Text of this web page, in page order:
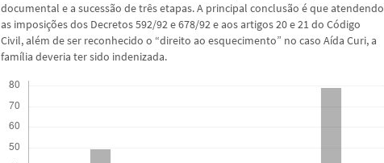
documental e a sucessão de três etapas. A principal conclusão é que atendendo
as imposições dos Decretos 592/92 e 678/92 e aos artigos 20 e 21 do Código
Civil, além de ser reconhecido o “direito ao esquecimento” no caso Aída Curi, a
família deveria ter sido indenizada.